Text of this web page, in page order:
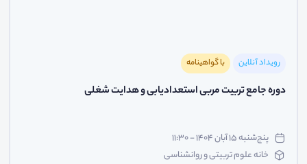
رویداد آنلاین با گواهینامه
دوره جامع تربیت مربی استعدادیابی و هدایت شغلی
پنج‌شنبه ۱۵ آبان ۱۴۰۴ - ۱۱:۳۰
خانه علوم تربیتی و روانشناسی